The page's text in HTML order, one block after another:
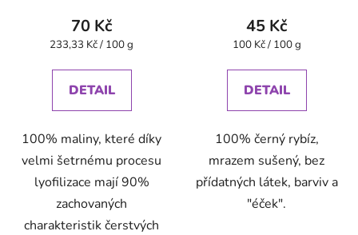
70 Kč
Měrná
233,33 Kč / 100 g
DETAIL
100% maliny, které díky
velmi šetrnému procesu
lyofilizace mají 90%
zachovaných
charakteristik čerstvých
45 Kč
Měrná
100 Kč / 100 g
DETAIL
100% černý rybíz,
mrazem sušený, bez
přídatných látek, barviv a
"éček".